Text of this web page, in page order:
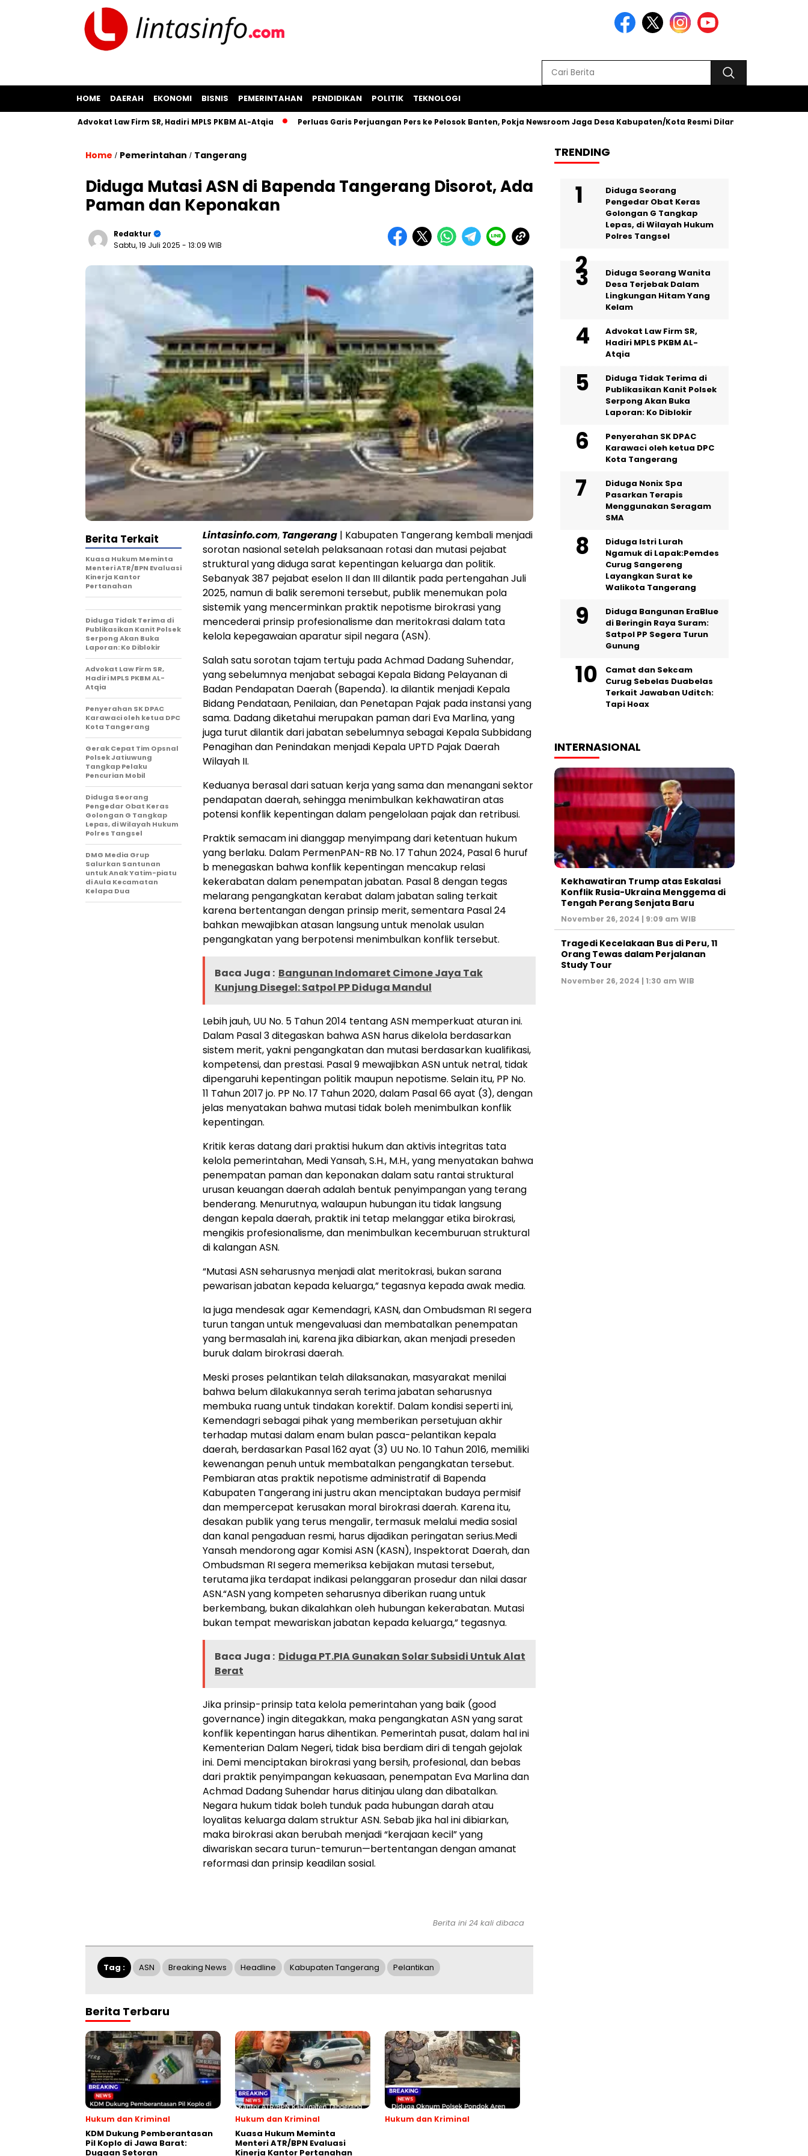
HOME DAERAH EKONOMI BISNIS PEMERINTAHAN PENDIDIKAN POLITIK TEKNOLOGI
Advokat Law Firm SR, Hadiri MPLS PKBM AL-Atqia Perluas Garis Perjuangan Pers ke Pelosok Banten, Pokja Newsroom Jaga Desa Kabupaten/Kota Resmi Dilantik
Home / Pemerintahan / Tangerang
Diduga Mutasi ASN di Bapenda Tangerang Disorot, Ada
Paman dan Keponakan
Redaktur
Sabtu, 19 Juli 2025 - 13:09 WIB
Lintasinfo.com, Tangerang | Kabupaten Tangerang kembali menjadi
sorotan nasional setelah pelaksanaan rotasi dan mutasi pejabat
struktural yang diduga sarat kepentingan keluarga dan politik.
Sebanyak 387 pejabat eselon II dan III dilantik pada pertengahan Juli
2025, namun di balik seremoni tersebut, publik menemukan pola
sistemik yang mencerminkan praktik nepotisme birokrasi yang
mencederai prinsip profesionalisme dan meritokrasi dalam tata
kelola kepegawaian aparatur sipil negara (ASN).
Salah satu sorotan tajam tertuju pada Achmad Dadang Suhendar,
yang sebelumnya menjabat sebagai Kepala Bidang Pelayanan di
Badan Pendapatan Daerah (Bapenda). Ia dilantik menjadi Kepala
Bidang Pendataan, Penilaian, dan Penetapan Pajak pada instansi yang
sama. Dadang diketahui merupakan paman dari Eva Marlina, yang
juga turut dilantik dari jabatan sebelumnya sebagai Kepala Subbidang
Penagihan dan Penindakan menjadi Kepala UPTD Pajak Daerah
Wilayah II.
Keduanya berasal dari satuan kerja yang sama dan menangani sektor
pendapatan daerah, sehingga menimbulkan kekhawatiran atas
potensi konflik kepentingan dalam pengelolaan pajak dan retribusi.
Praktik semacam ini dianggap menyimpang dari ketentuan hukum
yang berlaku. Dalam PermenPAN-RB No. 17 Tahun 2024, Pasal 6 huruf
b menegaskan bahwa konflik kepentingan mencakup relasi
kekerabatan dalam penempatan jabatan. Pasal 8 dengan tegas
melarang pengangkatan kerabat dalam jabatan saling terkait
karena bertentangan dengan prinsip merit, sementara Pasal 24
bahkan mewajibkan atasan langsung untuk menolak usulan
pengangkatan yang berpotensi menimbulkan konflik tersebut.
Baca Juga : Bangunan Indomaret Cimone Jaya Tak
Kunjung Disegel: Satpol PP Diduga Mandul
Lebih jauh, UU No. 5 Tahun 2014 tentang ASN memperkuat aturan ini.
Dalam Pasal 3 ditegaskan bahwa ASN harus dikelola berdasarkan
sistem merit, yakni pengangkatan dan mutasi berdasarkan kualifikasi,
kompetensi, dan prestasi. Pasal 9 mewajibkan ASN untuk netral, tidak
dipengaruhi kepentingan politik maupun nepotisme. Selain itu, PP No.
11 Tahun 2017 jo. PP No. 17 Tahun 2020, dalam Pasal 66 ayat (3), dengan
jelas menyatakan bahwa mutasi tidak boleh menimbulkan konflik
kepentingan.
Kritik keras datang dari praktisi hukum dan aktivis integritas tata
kelola pemerintahan, Medi Yansah, S.H., M.H., yang menyatakan bahwa
penempatan paman dan keponakan dalam satu rantai struktural
urusan keuangan daerah adalah bentuk penyimpangan yang terang
benderang. Menurutnya, walaupun hubungan itu tidak langsung
dengan kepala daerah, praktik ini tetap melanggar etika birokrasi,
mengikis profesionalisme, dan menimbulkan kecemburuan struktural
di kalangan ASN.
“Mutasi ASN seharusnya menjadi alat meritokrasi, bukan sarana
pewarisan jabatan kepada keluarga,” tegasnya kepada awak media.
Ia juga mendesak agar Kemendagri, KASN, dan Ombudsman RI segera
turun tangan untuk mengevaluasi dan membatalkan penempatan
yang bermasalah ini, karena jika dibiarkan, akan menjadi preseden
buruk dalam birokrasi daerah.
Meski proses pelantikan telah dilaksanakan, masyarakat menilai
bahwa belum dilakukannya serah terima jabatan seharusnya
membuka ruang untuk tindakan korektif. Dalam kondisi seperti ini,
Kemendagri sebagai pihak yang memberikan persetujuan akhir
terhadap mutasi dalam enam bulan pasca-pelantikan kepala
daerah, berdasarkan Pasal 162 ayat (3) UU No. 10 Tahun 2016, memiliki
kewenangan penuh untuk membatalkan pengangkatan tersebut.
Pembiaran atas praktik nepotisme administratif di Bapenda
Kabupaten Tangerang ini justru akan menciptakan budaya permisif
dan mempercepat kerusakan moral birokrasi daerah. Karena itu,
desakan publik yang terus mengalir, termasuk melalui media sosial
dan kanal pengaduan resmi, harus dijadikan peringatan serius.Medi
Yansah mendorong agar Komisi ASN (KASN), Inspektorat Daerah, dan
Ombudsman RI segera memeriksa kebijakan mutasi tersebut,
terutama jika terdapat indikasi pelanggaran prosedur dan nilai dasar
ASN.“ASN yang kompeten seharusnya diberikan ruang untuk
berkembang, bukan dikalahkan oleh hubungan kekerabatan. Mutasi
bukan tempat mewariskan jabatan kepada keluarga,” tegasnya.
Baca Juga : Diduga PT.PIA Gunakan Solar Subsidi Untuk Alat
Berat
Jika prinsip-prinsip tata kelola pemerintahan yang baik (good
governance) ingin ditegakkan, maka pengangkatan ASN yang sarat
konflik kepentingan harus dihentikan. Pemerintah pusat, dalam hal ini
Kementerian Dalam Negeri, tidak bisa berdiam diri di tengah gejolak
ini. Demi menciptakan birokrasi yang bersih, profesional, dan bebas
dari praktik penyimpangan kekuasaan, penempatan Eva Marlina dan
Achmad Dadang Suhendar harus ditinjau ulang dan dibatalkan.
Negara hukum tidak boleh tunduk pada hubungan darah atau
loyalitas keluarga dalam struktur ASN. Sebab jika hal ini dibiarkan,
maka birokrasi akan berubah menjadi “kerajaan kecil” yang
diwariskan secara turun-temurun—bertentangan dengan amanat
reformasi dan prinsip keadilan sosial.
Berita Terkait
Kuasa Hukum Meminta
Menteri ATR/BPN Evaluasi
Kinerja Kantor
Pertanahan
Diduga Tidak Terima di
Publikasikan Kanit Polsek
Serpong Akan Buka
Laporan: Ko Diblokir
Advokat Law Firm SR,
Hadiri MPLS PKBM AL-
Atqia
Penyerahan SK DPAC
Karawaci oleh ketua DPC
Kota Tangerang
Gerak Cepat Tim Opsnal
Polsek Jatiuwung
Tangkap Pelaku
Pencurian Mobil
‎Diduga Seorang
Pengedar Obat Keras
Golongan G Tangkap
Lepas, di Wilayah Hukum
Polres Tangsel
DMG Media Grup
Salurkan Santunan
untuk Anak Yatim-piatu
di Aula Kecamatan
Kelapa Dua
Berita ini 24 kali dibaca
Tag : ASN Breaking News Headline Kabupaten Tangerang Pelantikan
Berita Terbaru
Hukum dan Kriminal
KDM Dukung Pemberantasan
Pil Koplo di Jawa Barat:
Dugaan Setoran
Hukum dan Kriminal
Kuasa Hukum Meminta
Menteri ATR/BPN Evaluasi
Kinerja Kantor Pertanahan
Hukum dan Kriminal
TRENDING
‎Diduga Seorang
Pengedar Obat Keras
Golongan G Tangkap
Lepas, di Wilayah Hukum
Polres Tangsel
‎Diduga Seorang Wanita
Desa Terjebak Dalam
Lingkungan Hitam Yang
Kelam
Advokat Law Firm SR,
Hadiri MPLS PKBM AL-
Atqia
Diduga Tidak Terima di
Publikasikan Kanit Polsek
Serpong Akan Buka
Laporan: Ko Diblokir
Penyerahan SK DPAC
Karawaci oleh ketua DPC
Kota Tangerang
‎Diduga Nonix Spa
Pasarkan Terapis
Menggunakan Seragam
SMA
‎Diduga Istri Lurah
Ngamuk di Lapak:Pemdes
Curug Sangereng
Layangkan Surat ke
Walikota Tangerang
Diduga Bangunan EraBlue
di Beringin Raya Suram:
Satpol PP Segera Turun
Gunung
Camat dan Sekcam
Curug Sebelas Duabelas
Terkait Jawaban Uditch:
Tapi Hoax
INTERNASIONAL
Kekhawatiran Trump atas Eskalasi
Konflik Rusia-Ukraina Menggema di
Tengah Perang Senjata Baru
November 26, 2024 | 9:09 am WIB
Tragedi Kecelakaan Bus di Peru, 11
Orang Tewas dalam Perjalanan
Study Tour
November 26, 2024 | 1:30 am WIB